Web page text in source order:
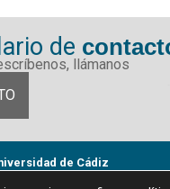
de
llámanos
de Cádiz